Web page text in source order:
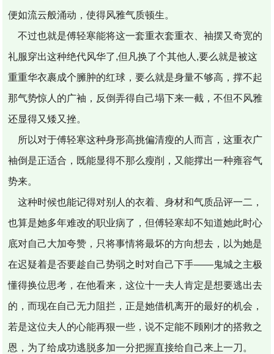
便如流云般涌动，使得风雅气质顿生。
不过也就是傅轻寒能将这一套重衣套重衣、袖摆又奇宽的
礼服穿出这种绝代风华了,但凡换了个其他人,要么就是被这
重重华衣裹成个臃肿的红球，要么就是身量不够高，撑不起
那气势惊人的广袖，反倒弄得自己塌下来一截，不但不风雅
还显得又矮又挫。
所以对于傅轻寒这种身形高挑偏清瘦的人而言，这重衣广
袖倒是正适合，既能显得不那么瘦削，又能撑出一种雍容气
势来。
这种时候也能记得对别人的衣着、身材和气质品评一二，
也算是她多年难改的职业病了，但傅轻寒却不知道她此时心
底对自己大加夸赞，只将事情将最坏的方向想去，以为她是
在迟疑着是否要趁自己势弱之时对自己下手——鬼城之主极
懂得换位思考，在他看来，这位十一夫人肯定是想要逃出去
的，而现在自己无力阻拦，正是她借机离开的最好的机会，
若是这位夫人的心能再狠一些，说不定能不顾刚才的搭救之
恩，为了给成功逃脱多加一分把握直接给自己来上一刀。